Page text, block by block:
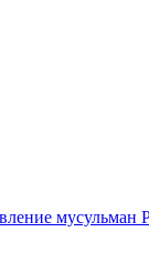
мусульман